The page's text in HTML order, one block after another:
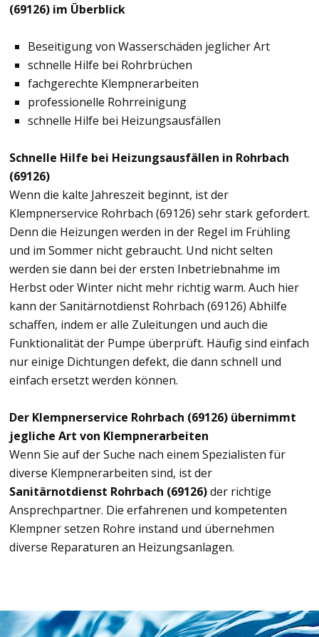
(69126) im Überblick
Beseitigung von Wasserschäden jeglicher Art
schnelle Hilfe bei Rohrbrüchen
fachgerechte Klempnerarbeiten
professionelle Rohrreinigung
schnelle Hilfe bei Heizungsausfällen
Schnelle Hilfe bei Heizungsausfällen in Rohrbach
(69126)
Wenn die kalte Jahreszeit beginnt, ist der
Klempnerservice Rohrbach (69126) sehr stark gefordert.
Denn die Heizungen werden in der Regel im Frühling
und im Sommer nicht gebraucht. Und nicht selten
werden sie dann bei der ersten Inbetriebnahme im
Herbst oder Winter nicht mehr richtig warm. Auch hier
kann der Sanitärnotdienst Rohrbach (69126) Abhilfe
schaffen, indem er alle Zuleitungen und auch die
Funktionalität der Pumpe überprüft. Häufig sind einfach
nur einige Dichtungen defekt, die dann schnell und
einfach ersetzt werden können.
Der Klempnerservice Rohrbach (69126) übernimmt
jegliche Art von Klempnerarbeiten
Wenn Sie auf der Suche nach einem Spezialisten für
diverse Klempnerarbeiten sind, ist der
Sanitärnotdienst Rohrbach (69126)der richtige
Ansprechpartner. Die erfahrenen und kompetenten
Klempner setzen Rohre instand und übernehmen
diverse Reparaturen an Heizungsanlagen.